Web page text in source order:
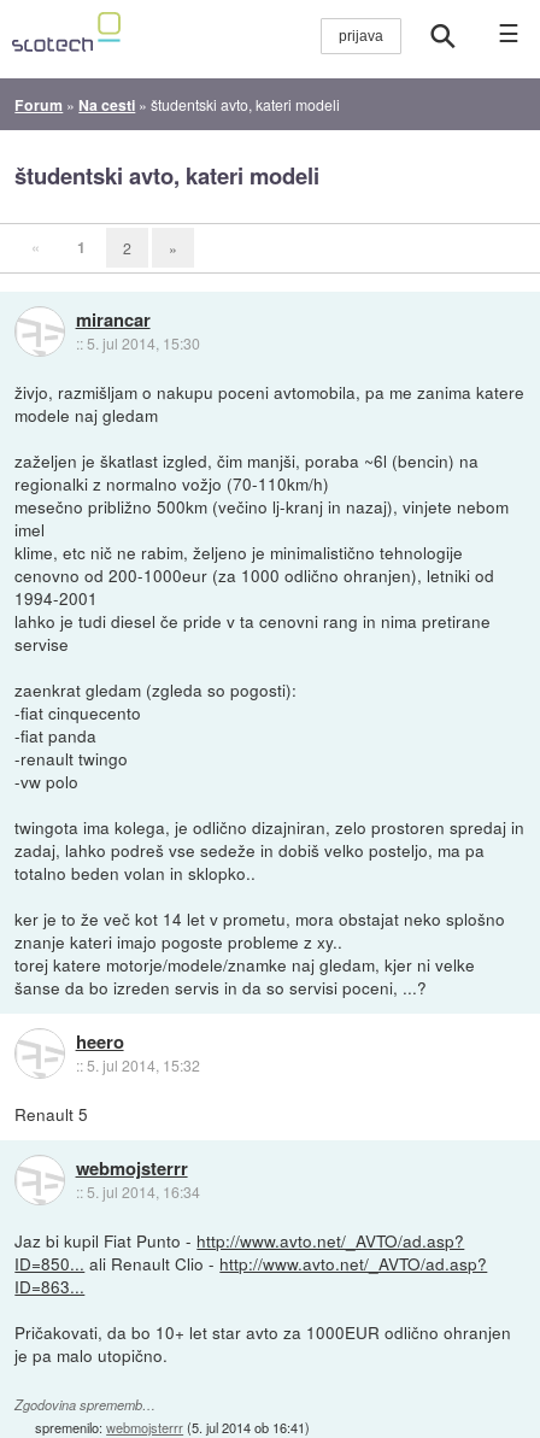
☰
Forum » Na cesti »študentski avto, kateri modeli
študentski avto, kateri modeli
« 1 2 »
mirancar
:: 5. jul 2014, 15:30
živjo, razmišljam o nakupu poceni avtomobila, pa me zanima katere
modele naj gledam
zaželjen je škatlast izgled, čim manjši, poraba ~6l (bencin) na
regionalki z normalno vožjo (70-110km/h)
mesečno približno 500km (večino lj-kranj in nazaj), vinjete nebom
imel
klime, etc nič ne rabim, željeno je minimalistično tehnologije
cenovno od 200-1000eur (za 1000 odlično ohranjen), letniki od
1994-2001
lahko je tudi diesel če pride v ta cenovni rang in nima pretirane
servise
zaenkrat gledam (zgleda so pogosti):
-fiat cinquecento
-fiat panda
-renault twingo
-vw polo
twingota ima kolega, je odlično dizajniran, zelo prostoren spredaj in
zadaj, lahko podreš vse sedeže in dobiš velko posteljo, ma pa
totalno beden volan in sklopko..
ker je to že več kot 14 let v prometu, mora obstajat neko splošno
znanje kateri imajo pogoste probleme z xy..
torej katere motorje/modele/znamke naj gledam, kjer ni velke
šanse da bo izreden servis in da so servisi poceni, ...?
heero
::5. jul 2014, 15:32
Renault 5
webmojsterrr
:: 5. jul 2014, 16:34
Jaz bi kupil Fiat Punto - http://www.avto.net/_AVTO/ad.asp?
ID=850... ali Renault Clio - http://www.avto.net/_AVTO/ad.asp?
ID=863...
Pričakovati, da bo 10+ let star avto za 1000EUR odlično ohranjen
je pa malo utopično.
Zgodovina sprememb…
spremenilo:webmojsterrr(5. jul 2014 ob 16:41)